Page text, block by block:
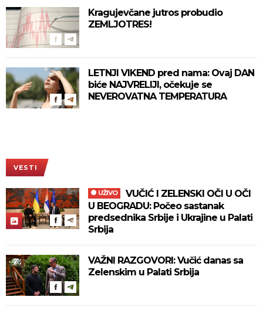
Kragujevčane jutros probudio
ZEMLJOTRES!
LETNJI VIKEND pred nama: Ovaj DAN
biće NAJVRELIJI, očekuje se
NEVEROVATNA TEMPERATURA
VESTI
UŽIVO
U BEOGRADU: Počeo sastanak
predsednika Srbije i Ukrajine u Palati
Srbija
VAŽNI RAZGOVORI: Vučić danas sa
Zelenskim u Palati Srbija